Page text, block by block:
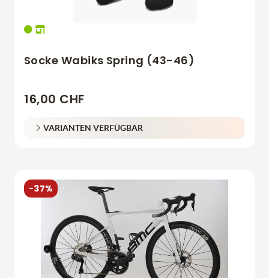
Socke Wabiks Spring (43-46)
16,00 CHF
VARIANTEN VERFÜGBAR
-37%